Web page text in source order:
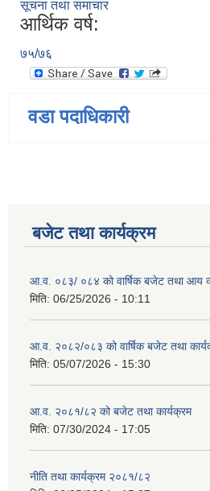
सूचना तथा समाचार
आर्थिक वर्ष:
७५/७६
वडा पदाधिकारी
बजेट तथा कार्यक्रम
आ.व. ०८३/ ०८४ को वार्षिक बजेट तथा आय
मिति: 06/25/2026 - 10:11
आ.व. २०८२/०८३ को वार्षिक बजेट तथा
मिति: 05/07/2026 - 15:30
आ.व. २०८१/८२ को बजेट तथा कार्यक्रम
मिति: 07/30/2024 - 17:05
नीति तथा कार्यक्रम २०८१/८२